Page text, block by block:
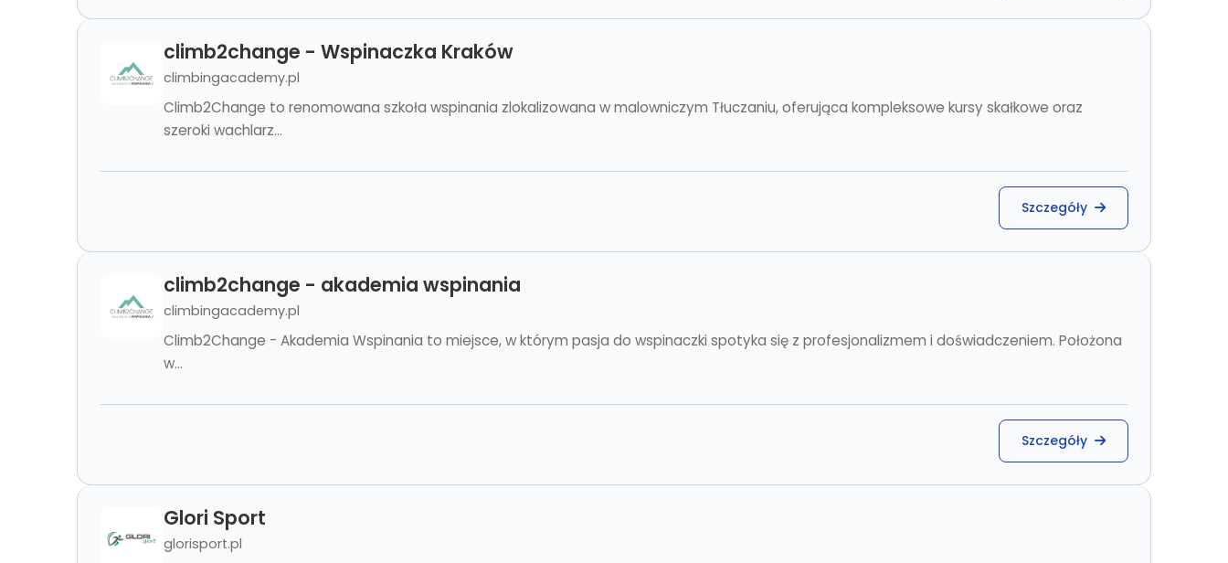
climb2change - Wspinaczka Kraków
climbingacademy.pl
Climb2Change to renomowana szkoła wspinania zlokalizowana w malowniczym Tłuczaniu, oferująca kompleksowe kursy skałkowe oraz
szeroki wachlarz...
Szczegóły
climb2change - akademia wspinania
climbingacademy.pl
Climb2Change - Akademia Wspinania to miejsce, w którym pasja do wspinaczki spotyka się z profesjonalizmem i doświadczeniem. Położona
w...
Szczegóły
Glori Sport
glorisport.pl